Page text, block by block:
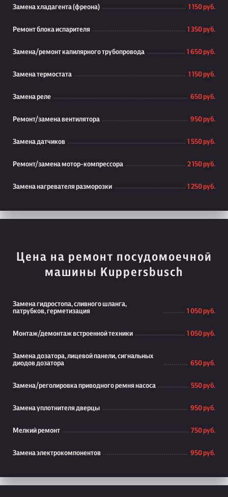
Замена хладагента (фреона) 1 150 руб.
Ремонт блока испарителя 1 350 руб.
Замена/ремонт капилярного трубопровода 1 650 руб.
Замена термостата 1 150 руб.
Замена реле 650 руб.
Ремонт/замена вентилятора 950 руб.
Замена датчиков 1 550 руб.
Ремонт/замена мотор-компрессора 2 150 руб.
Замена нагревателя разморозки 1 250 руб.
Цена на ремонт посудомоечной
машины Kuppersbusch
Замена гидростопа, сливного шланга,
патрубков, герметизация
1 050 руб.
Монтаж/демонтаж встроенной техники 1 050 руб.
Замена дозатора, лицевой панели, сигнальных
диодов дозатора
650 руб.
Замена/реголировка приводного ремня насоса 550 руб.
Замена уплотнителя дверцы 950 руб.
Мелкий ремонт 750 руб.
Замена электрокомпонентов 950 руб.